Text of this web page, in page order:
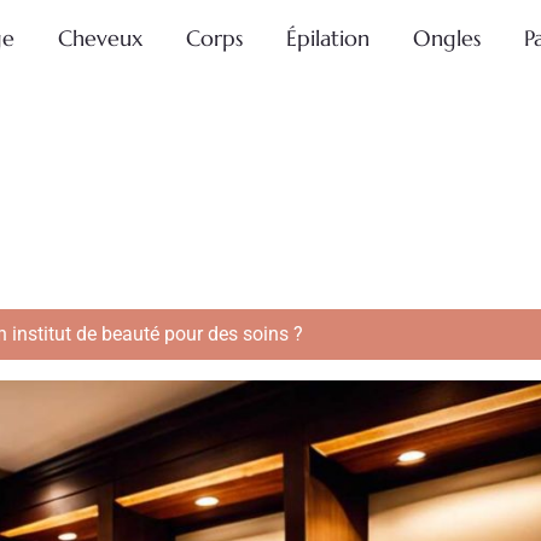
Cheveux Corps Épilation Ongles
institut de beauté pour des soins ?